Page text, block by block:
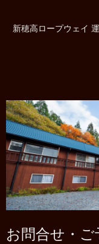
新穂高ロープウェイ
お問合せ・